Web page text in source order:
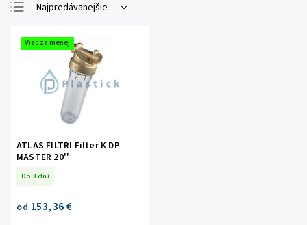
Najpredávanejšie
Najdrahšie
Abecedne
Viac za menej
ATLAS FILTRI Filter K DP
MASTER 20''
Do 3 dní
od 153,36 €